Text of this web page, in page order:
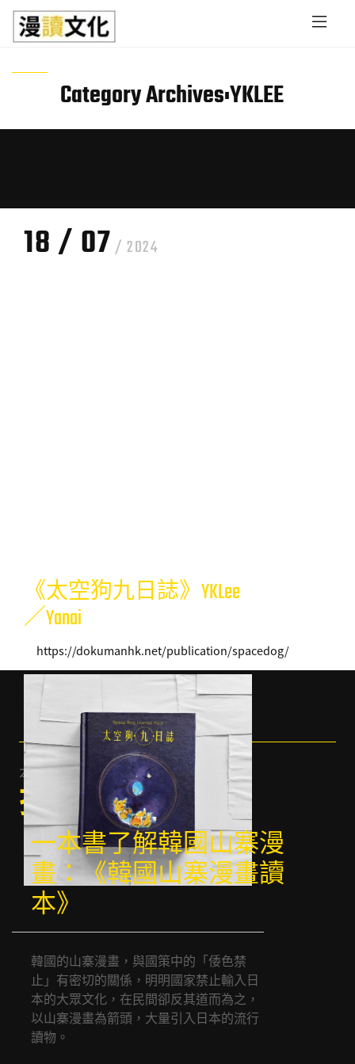
Skip to main content
Category Archives:YKLEE
18 / 07/ 2024
《太空狗九日誌》YKLee
／Yanai
https://dokumanhk.net/publication/spacedog/
本期
推介
一本書了解韓國山寨漫
畫：《韓國山寨漫畫讀
本》
韓國的山寨漫畫，與國策中的「倭色禁
止」有密切的關係，明明國家禁止輸入日
本的大眾文化，在民間卻反其道而為之，
以山寨漫畫為箭頭，大量引入日本的流行
讀物。